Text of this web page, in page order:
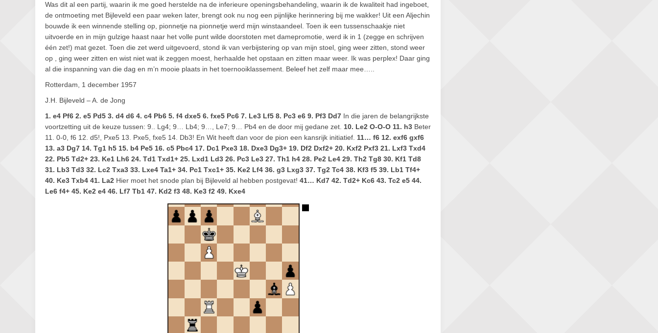
Was dit al een partij, waarin ik me goed herstelde na de inferieure openingsbehandeling, waarin ik de kwaliteit had ingeboet,
de ontmoeting met Bijleveld een paar weken later, brengt ook nu nog een pijnlijke herinnering bij me wakker! Uit een Aljechin
bouwde ik een winnende stelling op, pionnetje na pionnetje werd mijn winstaandeel. Toen ik een tussenschaakje niet
uitvoerde en in mijn gulzige haast naar het volle punt wilde doorstoten met damepromotie, werd ik in 1 (zegge en schrijven
één zet!) mat gezet. Toen die zet werd uitgevoerd, stond ik van verbijstering op van mijn stoel, ging weer zitten, stond weer
op , ging weer zitten en wist niet wat ik zeggen moest, herhaalde het opstaan en zitten maar weer. Ik was perplex! Daar ging
al die inspanning van die dag en m’n mooie plaats in het toernooiklassement. Beleef het zelf maar mee…..
Rotterdam, 1 december 1957
J.H. Bijleveld – A. de Jong
1. e4 Pf6 2. e5 Pd5 3. d4 d6 4. c4 Pb6 5. f4 dxe5 6. fxe5 Pc6 7. Le3 Lf5 8. Pc3 e6 9. Pf3 Dd7 In die jaren de belangrijkste
voortzetting uit de keuze tussen: 9.. Lg4; 9… Lb4; 9…, Le7; 9… Pb4 en de door mij gedane zet. 10. Le2 O-O-O 11. h3 Beter
11. 0-0, f6 12. d5!, Pxe5 13. Pxe5, fxe5 14. Db3! En Wit heeft dan voor de pion een kansrijk initiatief. 11… f6 12. exf6 gxf6
13. a3 Dg7 14. Tg1 h5 15. b4 Pe5 16. c5 Pbc4 17. Dc1 Pxe3 18. Dxe3 Dg3+ 19. Df2 Dxf2+ 20. Kxf2 Pxf3 21. Lxf3 Txd4
22. Pb5 Td2+ 23. Ke1 Lh6 24. Td1 Txd1+ 25. Lxd1 Ld3 26. Pc3 Le3 27. Th1 h4 28. Pe2 Le4 29. Th2 Tg8 30. Kf1 Td8
31. Lb3 Td3 32. Lc2 Txa3 33. Lxe4 Ta1+ 34. Pc1 Txc1+ 35. Ke2 Lf4 36. g3 Lxg3 37. Tg2 Tc4 38. Kf3 f5 39. Lb1 Tf4+
40. Ke3 Txb4 41. La2 Hier moet het snode plan bij Bijleveld al hebben postgevat! 41… Kd7 42. Td2+ Kc6 43. Tc2 e5 44.
Le6 f4+ 45. Ke2 e4 46. Lf7 Tb1 47. Kd2 f3 48. Ke3 f2 49. Kxe4